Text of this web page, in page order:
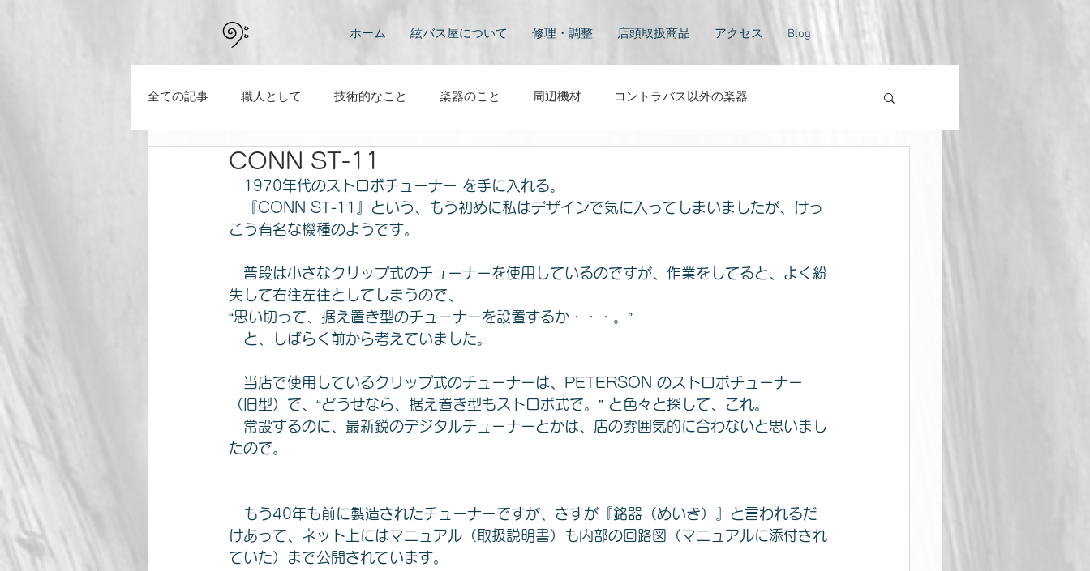
ホーム 絃バス屋について 修理・調整 店頭取扱商品 アクセス Blog
全ての記事 職人として 技術的なこと 楽器のこと 周辺機材 コントラバス以外の楽器
新型コロナの騒動の中で感じたこと
CONN ST-11
1970年代のストロボチューナー を手に入れる。
『CONN ST-11』という、もう初めに私はデザインで気に入ってしまいましたが、けっ
こう有名な機種のようです。
普段は小さなクリップ式のチューナーを使用しているのですが、作業をしてると、よく紛
失して右往左往としてしまうので、
“思い切って、据え置き型のチューナーを設置するか・・・。”
と、しばらく前から考えていました。
当店で使用しているクリップ式のチューナーは、PETERSON のストロボチューナー
（旧型）で、“どうせなら、据え置き型もストロボ式で。” と色々と探して、これ。
常設するのに、最新鋭のデジタルチューナーとかは、店の雰囲気的に合わないと思いまし
たので。
もう40年も前に製造されたチューナーですが、さすが『銘器（めいき）』と言われるだ
けあって、ネット上にはマニュアル（取扱説明書）も内部の回路図（マニュアルに添付され
ていた）まで公開されています。